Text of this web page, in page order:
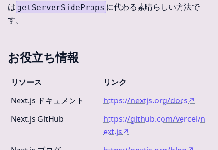
は getServerSideProps に代わる素晴らしい方法で
す。
お役立ち情報
リソース
リンク
Next.js ドキュメント
https://nextjs.org/docs↗
Next.js GitHub
https://github.com/vercel/n
ext.js↗